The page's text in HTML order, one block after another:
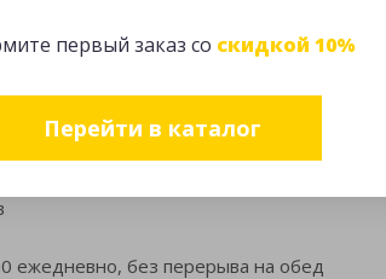
первый заказ со скидкой 10%
Перейти в каталог
в Москве
д. 49 стр. 15
ежедневно, без перерыва на обед